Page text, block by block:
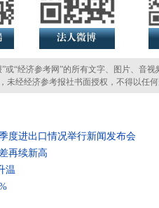
“经济参考网”的所有文字、图片、音视
未经经济参考报社书面授权，不得以任
度进出口情况举行新闻发布会
再续新高
温